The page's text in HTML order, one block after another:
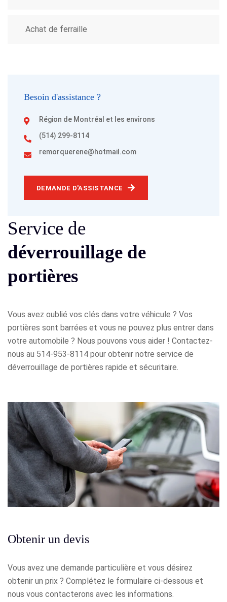
Achat de ferraille
Besoin d'assistance ?
Région de Montréal et les environs
(514) 299-8114
remorquerene@hotmail.com
DEMANDE D'ASSISTANCE
Service de
déverrouillage de
portières
Vous avez oublié vos clés dans votre véhicule ? Vos
portières sont barrées et vous ne pouvez plus entrer dans
votre automobile ? Nous pouvons vous aider ! Contactez-
nous au 514-953-8114 pour obtenir notre service de
déverrouillage de portières rapide et sécuritaire.
Obtenir un devis
Vous avez une demande particulière et vous désirez
obtenir un prix ? Complétez le formulaire ci-dessous et
nous vous contacterons avec les informations.